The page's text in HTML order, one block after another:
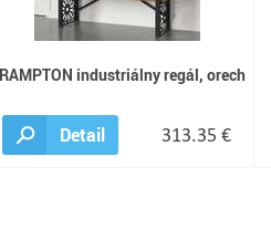
industriálny regál, orech
Detail 313.35 €